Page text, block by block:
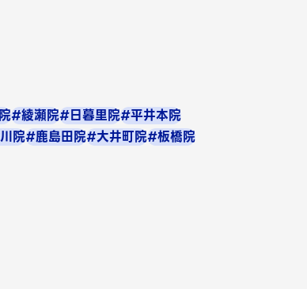
#綾瀬院#日暮里院#平井本院
院#鹿島田院#大井町院#板橋院